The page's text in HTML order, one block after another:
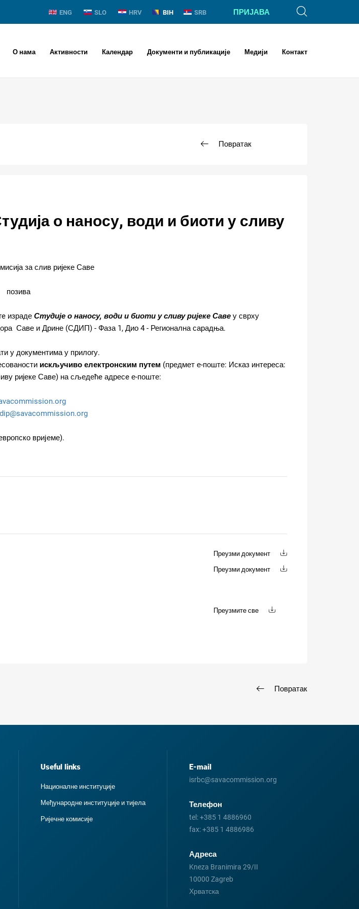
ENG SLO HRV BIH SRB ПРИЈАВА
О нама Активности Календар Документи и публикације Медији Контакт
Повратак
о наносу, води и биоти у сливу
за слив ријеке Саве
позива
израде Студије о наносу, води и биоти у сливу ријеке Саве у сврху
Саве и Дрине (СДИП) - Фаза 1, Дио 4 - Регионална сарадња.
у документима у прилогу.
искључиво електронским путем (предмет е-поште: Исказ интереса:
ријеке Саве) на сљедећe адресe е-поште:
вриjеме).
Преузми документ
Преузми документ
Преузмите све
Повратак
Useful links
Националне институције
Међународне институције и тиjела
Ријечне комисије
E-mail
isrbc@savacommission.org
Телефон
tel:+385 1 4886960
fax:+385 1 4886986
Адреса
Kneza Branimira 29/II
10000 Zagreb
Хрватска